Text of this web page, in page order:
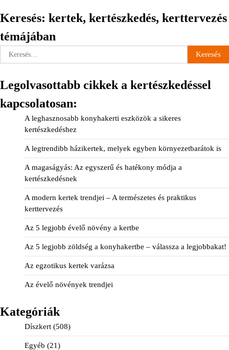
Keresés: kertek, kertészkedés, kerttervezés
témájában
Keresés:
Legolvasottabb cikkek a kertészkedéssel
kapcsolatosan:
A leghasznosabb konyhakerti eszközök a sikeres
kertészkedéshez
A legtrendibb házikertek, melyek egyben környezetbarátok is
A magaságyás: Az egyszerű és hatékony módja a
kertészkedésnek
A modern kertek trendjei – A természetes és praktikus
kerttervezés
Az 5 legjobb évelő növény a kertbe
Az 5 legjobb zöldség a konyhakertbe – válassza a legjobbakat!
Az egzotikus kertek varázsa
Az évelő növények trendjei
Kategóriák
Díszkert (508)
Egyéb (21)